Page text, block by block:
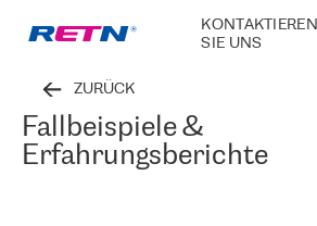
KONTAKTIEREN
SIE UNS
ZURÜCK
Fallbeispiele &
Erfahrungsberichte